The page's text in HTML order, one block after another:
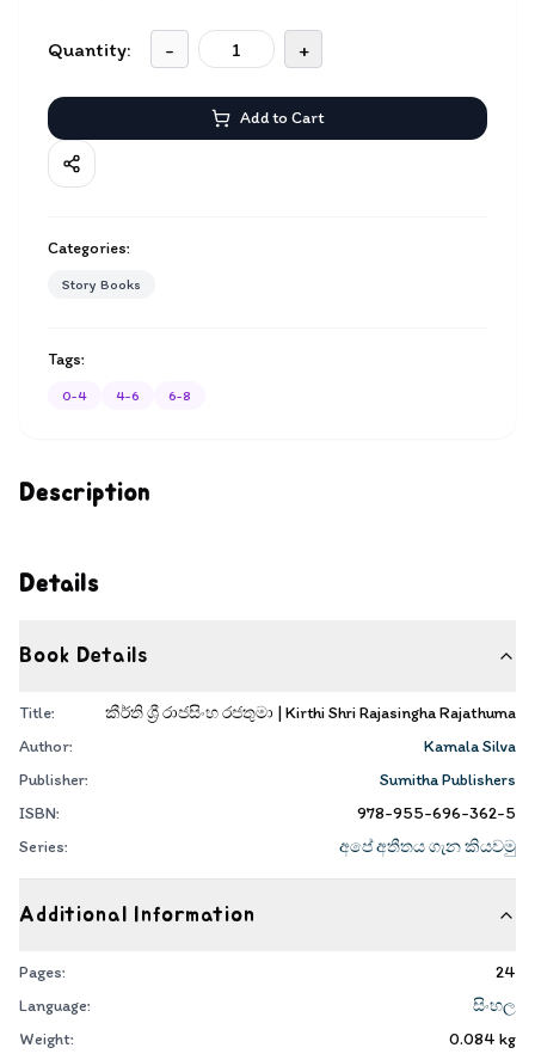
Description
Details
Book Details
Title:
කීර්ති ශ්‍රී රාජසිංහ රජතුමා | Kirthi Shri Rajasingha Rajathuma
Author:
Kamala Silva
Publisher:
Sumitha Publishers
ISBN:
978-955-696-362-5
Series:
අපේ අතීතය ගැන කියවමු
Additional Information
Pages:
24
Language:
සිංහල
Weight:
0.084 kg
Quantity: - +
Add to Cart
Categories:
Story Books
Tags:
0-4 4-6 6-8